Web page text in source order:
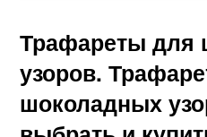
Трафареты для
узоров.
шоколадных